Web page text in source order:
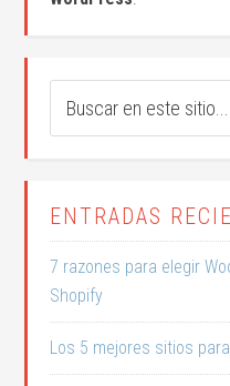
ENTRADAS
7 razones para elegir
Shopify
Los 5 mejores sitios